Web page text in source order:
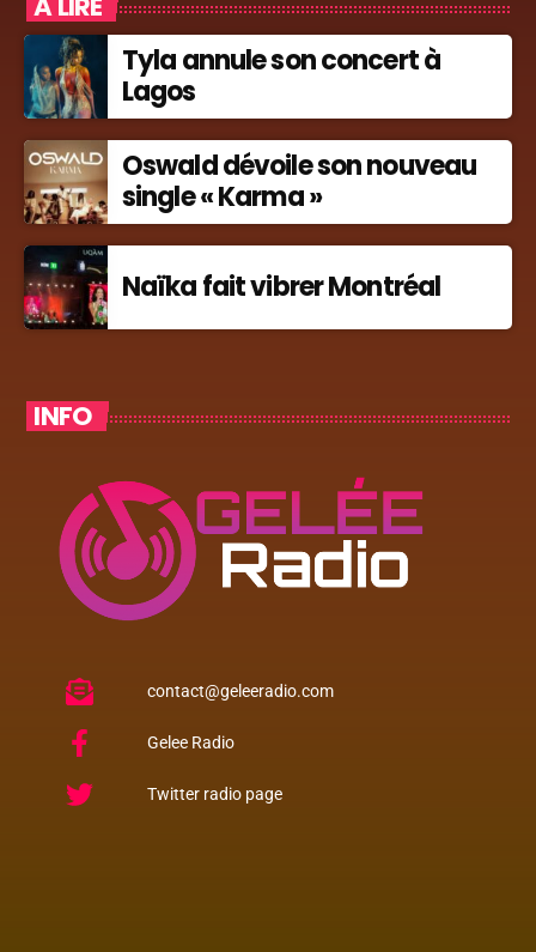
Tyla annule son concert à
Lagos
Oswald dévoile son nouveau
single « Karma »
Naïka fait vibrer Montréal
INFO
contact@geleeradio.com
Gelee Radio
Twitter radio page